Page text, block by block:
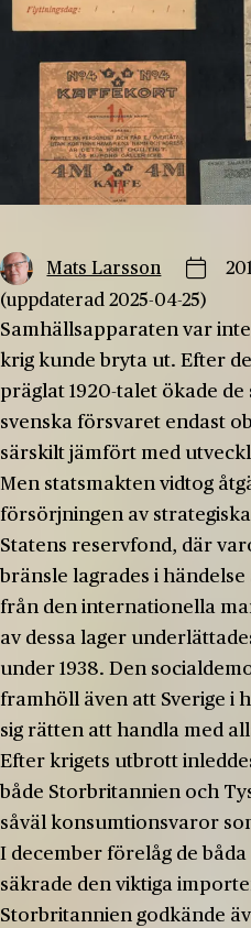
Mats Larsson
(uppdaterad 2025-04-25)
Samhällsapparaten var
krig kunde bryta ut. Efter
präglat 1920-talet ökade
svenska försvaret endast
särskilt jämfört med
Men statsmakten vidtog
försörjningen av
Statens reservfond, där
bränsle lagrades i
från den internationella
av dessa lager
under 1938. Den
framhöll även att Sverige i
sig rätten att handla med
Efter krigets utbrott
både Storbritannien och
såväl konsumtionsvaror
I december förelåg de
säkrade den viktiga
Storbritannien godkände